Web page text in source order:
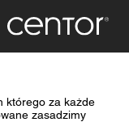
którego za każde
zasadzimy